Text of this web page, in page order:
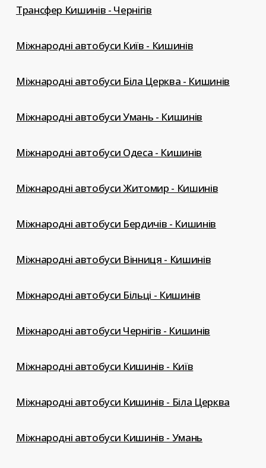
Трансфер Кишинів - Чернігів
Міжнародні автобуси Київ - Кишинів
Міжнародні автобуси Біла Церква - Кишинів
Міжнародні автобуси Умань - Кишинів
Міжнародні автобуси Одеса - Кишинів
Міжнародні автобуси Житомир - Кишинів
Міжнародні автобуси Бердичів - Кишинів
Міжнародні автобуси Вінниця - Кишинів
Міжнародні автобуси Більці - Кишинів
Міжнародні автобуси Чернігів - Кишинів
Міжнародні автобуси Кишинів - Київ
Міжнародні автобуси Кишинів - Біла Церква
Міжнародні автобуси Кишинів - Умань